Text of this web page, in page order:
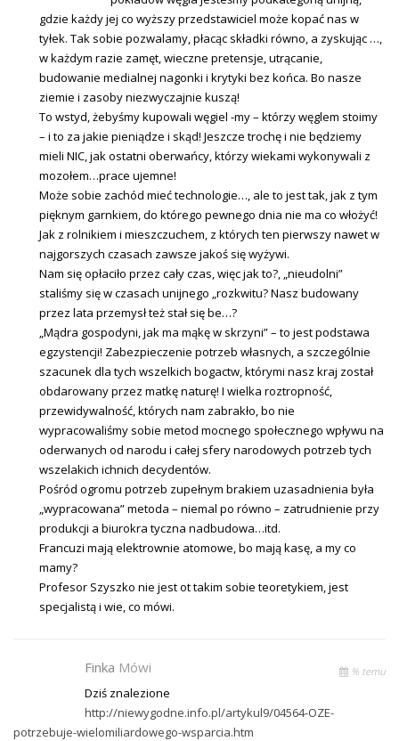
gdzie każdy jej co wyższy przedstawiciel może kopać nas w
tyłek. Tak sobie pozwalamy, płacąc składki równo, a zyskując …,
w każdym razie zamęt, wieczne pretensje, utrącanie,
budowanie medialnej nagonki i krytyki bez końca. Bo nasze
ziemie i zasoby niezwyczajnie kuszą!
To wstyd, żebyśmy kupowali węgiel -my – którzy węglem stoimy
– i to za jakie pieniądze i skąd! Jeszcze trochę i nie będziemy
mieli NIC, jak ostatni oberwańcy, którzy wiekami wykonywali z
mozołem…prace ujemne!
Może sobie zachód mieć technologie…, ale to jest tak, jak z tym
pięknym garnkiem, do którego pewnego dnia nie ma co włożyć!
Jak z rolnikiem i mieszczuchem, z których ten pierwszy nawet w
najgorszych czasach zawsze jakoś się wyżywi.
Nam się opłaciło przez cały czas, więc jak to?, „nieudolni”
staliśmy się w czasach unijnego „rozkwitu? Nasz budowany
przez lata przemysł też stał się be…?
„Mądra gospodyni, jak ma mąkę w skrzyni” – to jest podstawa
egzystencji! Zabezpieczenie potrzeb własnych, a szczególnie
szacunek dla tych wszelkich bogactw, którymi nasz kraj został
obdarowany przez matkę naturę! I wielka roztropność,
przewidywalność, których nam zabrakło, bo nie
wypracowaliśmy sobie metod mocnego społecznego wpływu na
oderwanych od narodu i całej sfery narodowych potrzeb tych
wszelakich ichnich decydentów.
Pośród ogromu potrzeb zupełnym brakiem uzasadnienia była
„wypracowana” metoda – niemal po równo – zatrudnienie przy
produkcji a biurokra tyczna nadbudowa…itd.
Francuzi mają elektrownie atomowe, bo mają kasę, a my co
mamy?
Profesor Szyszko nie jest ot takim sobie teoretykiem, jest
specjalistą i wie, co mówi.
Finka Mówi % temu
Dziś znalezione
http://niewygodne.info.pl/artykul9/04564-OZE-
potrzebuje-wielomiliardowego-wsparcia.htm